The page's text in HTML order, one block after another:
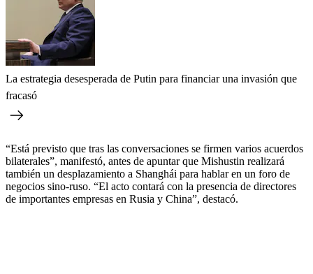
La estrategia desesperada de Putin para financiar una invasión que
fracasó
“Está previsto que tras las conversaciones se firmen varios acuerdos
bilaterales”, manifestó, antes de apuntar que Mishustin realizará
también un desplazamiento a Shanghái para hablar en un foro de
negocios sino-ruso. “El acto contará con la presencia de directores
de importantes empresas en Rusia y China”, destacó.